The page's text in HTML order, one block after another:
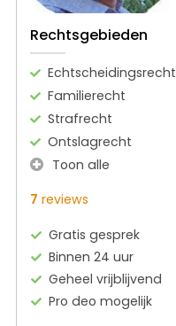
Rechtsgebieden
Echtscheidingsrecht
Familierecht
Strafrecht
Ontslagrecht
Toon alle
7 reviews
Gratis gesprek
Binnen 24 uur
Geheel vrijblijvend
Pro deo mogelijk